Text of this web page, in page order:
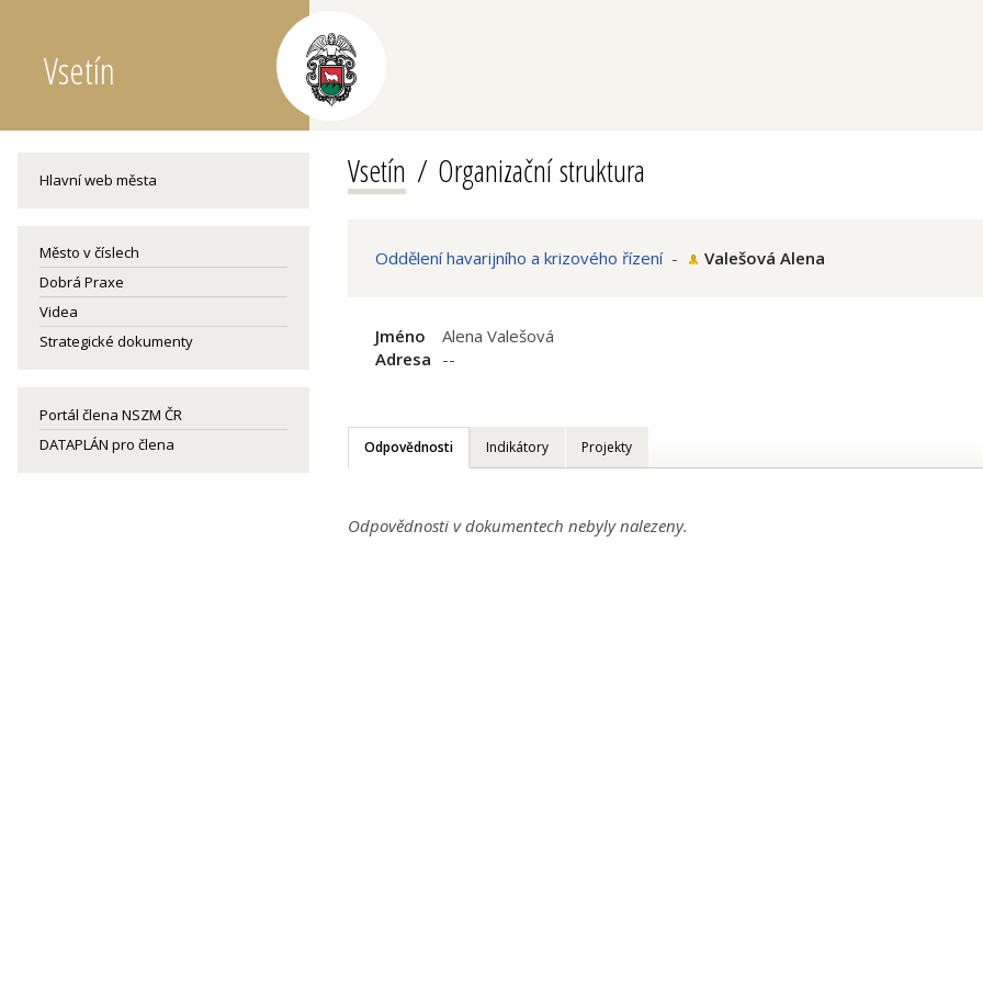
Vsetín
Hlavní web města
Město v číslech
Dobrá Praxe
Videa
Strategické dokumenty
Portál člena NSZM ČR
DATAPLÁN pro člena
Vsetín Organizační struktura
Oddělení havarijního a krizového řízení- Valešová Alena
Jméno
Alena Valešová
Adresa --
Odpovědnosti Indikátory Projekty
Odpovědnosti v dokumentech nebyly nalezeny.